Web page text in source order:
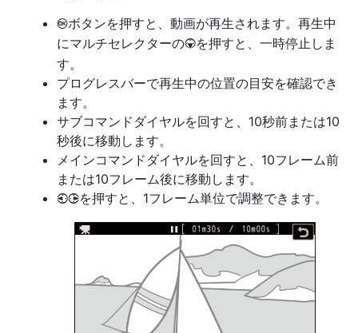
Jボタンを押すと、動画が再生されます。再生中
にマルチセレクターの3を押すと、一時停止しま
す。
プログレスバーで再生中の位置の目安を確認でき
ます。
サブコマンドダイヤルを回すと、10秒前または10
秒後に移動します。
メインコマンドダイヤルを回すと、10フレーム前
または10フレーム後に移動します。
42を押すと、1フレーム単位で調整できます。